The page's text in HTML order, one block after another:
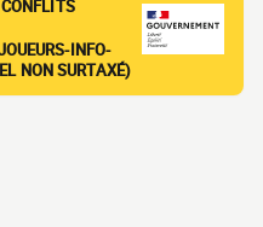
INFO-
NON SURTAXÉ)